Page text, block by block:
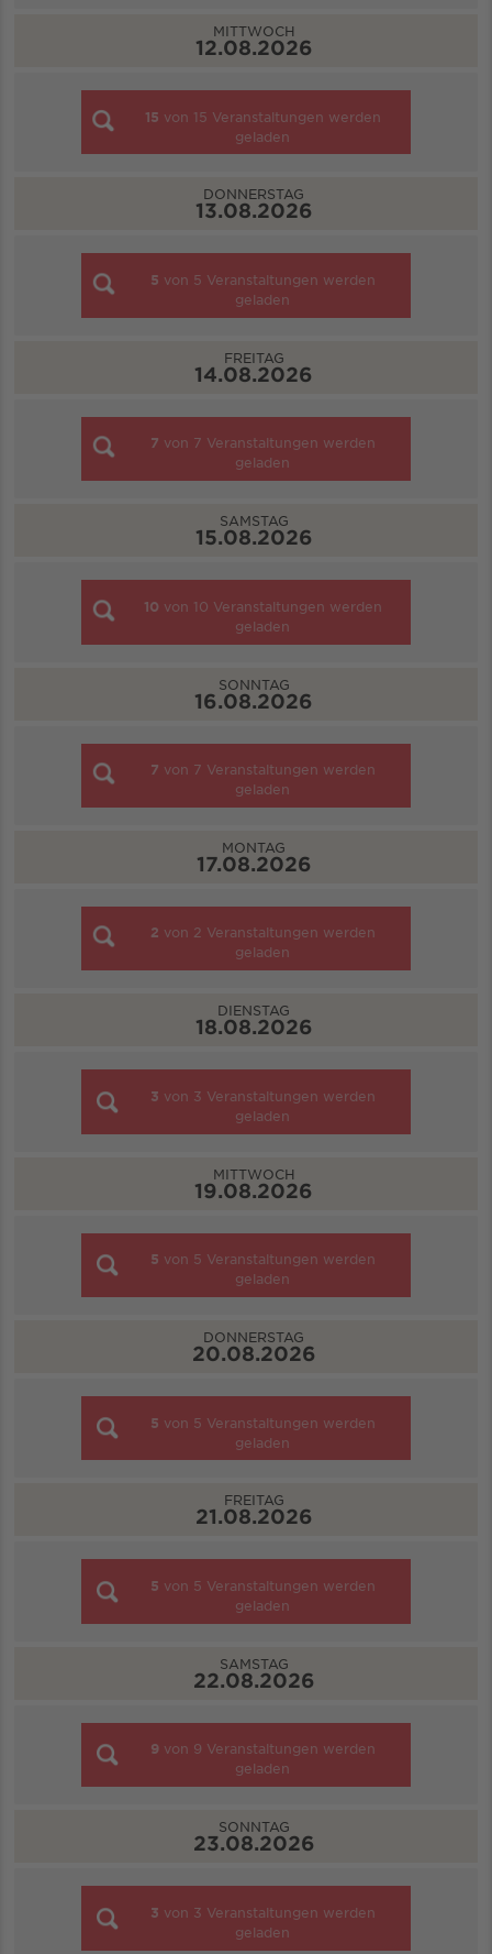
MITTWOCH
12.08.2026
15 von 15 Veranstaltungen werden
geladen
DONNERSTAG
13.08.2026
5 von 5 Veranstaltungen werden
geladen
FREITAG
14.08.2026
7 von 7 Veranstaltungen werden
geladen
SAMSTAG
15.08.2026
10 von 10 Veranstaltungen werden
geladen
SONNTAG
16.08.2026
7 von 7 Veranstaltungen werden
geladen
MONTAG
17.08.2026
2 von 2 Veranstaltungen werden
geladen
DIENSTAG
18.08.2026
3 von 3 Veranstaltungen werden
geladen
MITTWOCH
19.08.2026
5 von 5 Veranstaltungen werden
geladen
DONNERSTAG
20.08.2026
5 von 5 Veranstaltungen werden
geladen
FREITAG
21.08.2026
5 von 5 Veranstaltungen werden
geladen
SAMSTAG
22.08.2026
9 von 9 Veranstaltungen werden
geladen
SONNTAG
23.08.2026
3 von 3 Veranstaltungen werden
geladen